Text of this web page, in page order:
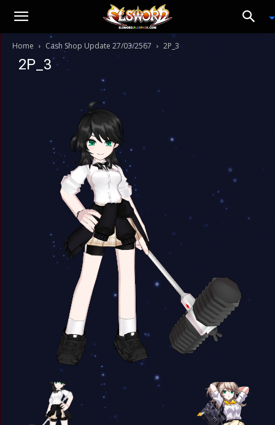
Home Cash Shop Update 27/03/2567 2P_3
2P_3